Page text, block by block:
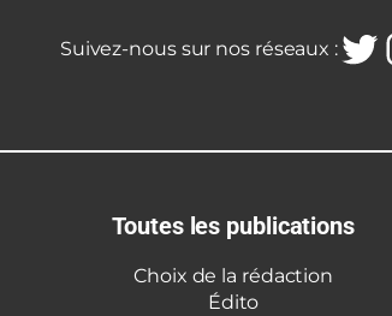
Suivez-nous sur nos réseaux :
Toutes les publications
Choix de la rédaction
Édito